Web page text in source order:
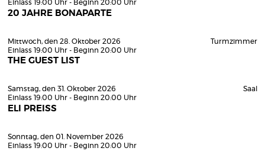
Einlass 19:00 Uhr - Beginn 20:00 Uhr
20 JAHRE BONAPARTE
Mittwoch, den 28. Oktober 2026
Einlass 19:00 Uhr - Beginn 20:00 Uhr
THE GUEST LIST
Turmzimmer
Samstag, den 31. Oktober 2026
Einlass 19:00 Uhr - Beginn 20:00 Uhr
ELI PREISS
Saal
Sonntag, den 01. November 2026
Einlass 19:00 Uhr - Beginn 20:00 Uhr